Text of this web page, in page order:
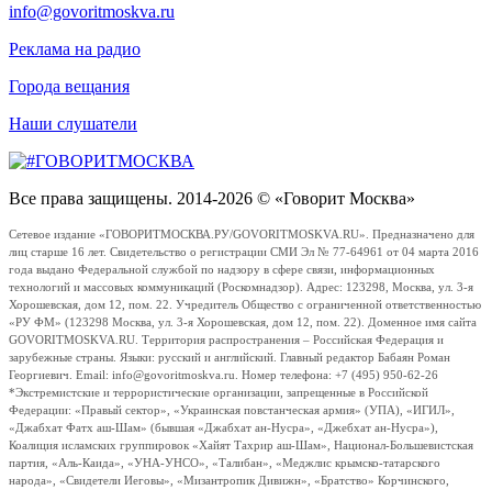
info@govoritmoskva.ru
Реклама на радио
Города вещания
Наши слушатели
Все права защищены. 2014-2026 © «Говорит Москва»
Сетевое издание «ГОВОРИТМОСКВА.РУ/GOVORITMOSKVA.RU». Предназначено для
лиц старше 16 лет. Свидетельство о регистрации СМИ Эл № 77-64961 от 04 марта 2016
года выдано Федеральной службой по надзору в сфере связи, информационных
технологий и массовых коммуникаций (Роскомнадзор). Адрес: 123298, Москва, ул. 3-я
Хорошевская, дом 12, пом. 22. Учредитель Общество с ограниченной ответственностью
«РУ ФМ» (123298 Москва, ул. 3-я Хорошевская, дом 12, пом. 22). Доменное имя сайта
GOVORITMOSKVA.RU. Территория распространения – Российская Федерация и
зарубежные страны. Языки: русский и английский. Главный редактор Бабаян Роман
Георгиевич. Email: info@govoritmoskva.ru. Номер телефона: +7 (495) 950-62-26
*Экстремистские и террористические организации, запрещенные в Российской
Федерации: «Правый сектор», «Украинская повстанческая армия» (УПА), «ИГИЛ»,
«Джабхат Фатх аш-Шам» (бывшая «Джабхат ан-Нусра», «Джебхат ан-Нусра»),
Коалиция исламских группировок «Хайят Тахрир аш-Шам», Национал-Большевистская
партия, «Аль-Каида», «УНА-УНСО», «Талибан», «Меджлис крымско-татарского
народа», «Свидетели Иеговы», «Мизантропик Дивижн», «Братство» Корчинского,